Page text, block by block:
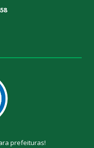
prefeituras!